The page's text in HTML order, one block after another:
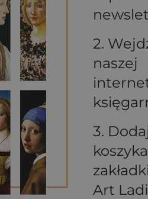
2.
naszej
3.
koszyka
Art